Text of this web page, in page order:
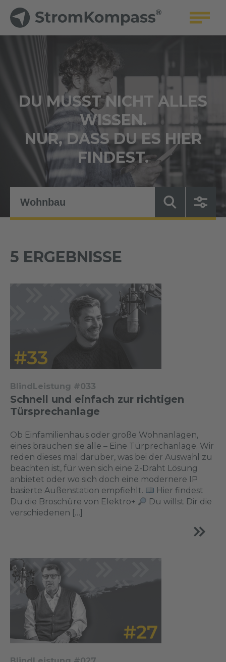
DU MUSST NICHT ALLES
WISSEN.
NUR, DASS DU ES HIER
FINDEST.
5 ERGEBNISSE
BlindLeistung #033
Schnell und einfach zur richtigen
Türsprechanlage
Ob Einfamilienhaus oder große Wohnanlagen,
eines brauchen sie alle – Eine Türprechanlage. Wir
reden dieses mal darüber, was bei der Auswahl zu
beachten ist, für wen sich eine 2-Draht Lösung
anbietet oder wo sich doch eine modernere IP
basierte Außenstation empfiehlt.
Hier findest
Du die Broschüre von Elektro+
Du willst Dir die
verschiedenen […]